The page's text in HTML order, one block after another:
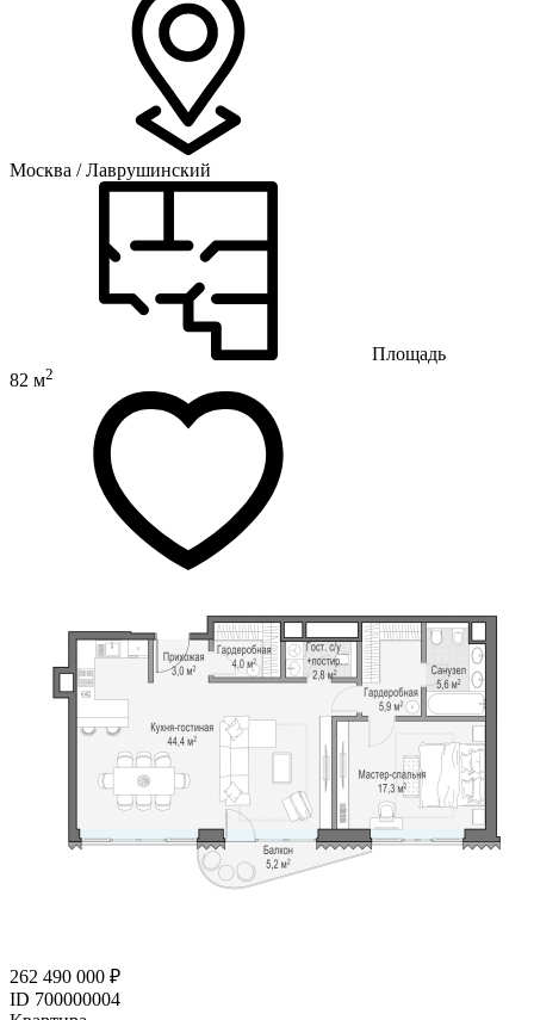
Москва / Лаврушинский
Площадь
82 м2
262 490 000 ₽
ID 700000004